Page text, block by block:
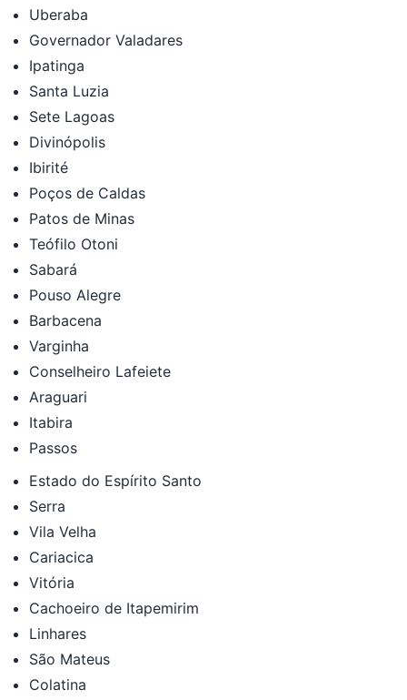
Uberaba
Governador Valadares
Ipatinga
Santa Luzia
Sete Lagoas
Divinópolis
Ibirité
Poços de Caldas
Patos de Minas
Teófilo Otoni
Sabará
Pouso Alegre
Barbacena
Varginha
Conselheiro Lafeiete
Araguari
Itabira
Passos
Estado do Espírito Santo
Serra
Vila Velha
Cariacica
Vitória
Cachoeiro de Itapemirim
Linhares
São Mateus
Colatina